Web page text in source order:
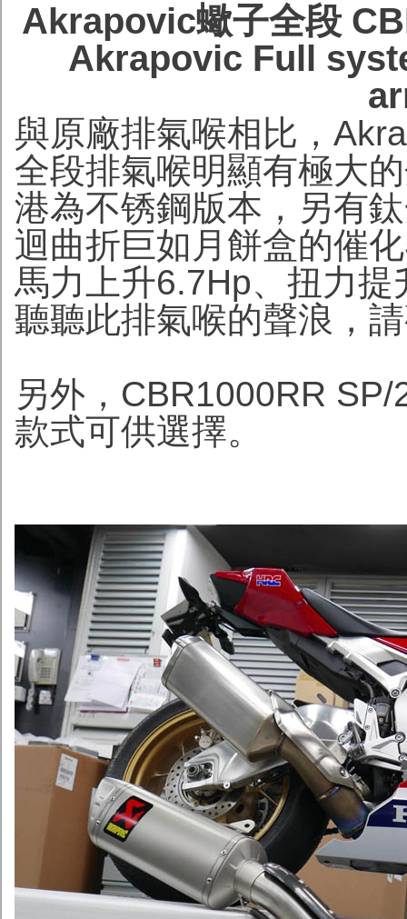
Akrapovic蠍子全段
Akrapovic Full
與原廠排氣喉相比，
全段排氣喉明顯有極大
港為不锈鋼版本，另有
迴曲折巨如月餅盒的催
馬力上升6.7Hp、扭力
聽聽此排氣喉的聲浪，
另外，CBR1000RR
款式可供選擇。